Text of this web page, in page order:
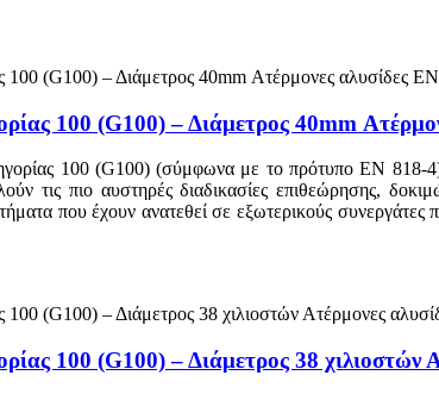
100 (G100) – Διάμετρος 40mm
100 (G100) (σύμφωνα με το πρότυπο EN 818-
τις πιο αυστηρές διαδικασίες επιθεώρησης,
που έχουν ανατεθεί σε εξωτερικούς
100 (G100) – Διάμετρος 38 χιλιοστών